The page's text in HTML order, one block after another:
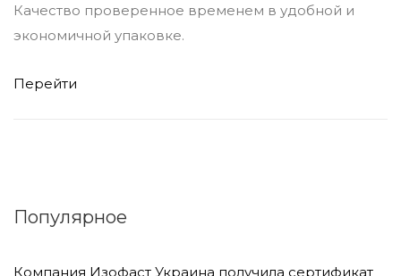
Качество проверенное временем в удобной и
экономичной упаковке.
Перейти
Популярное
Компания Изофаст Украина получила сертификат